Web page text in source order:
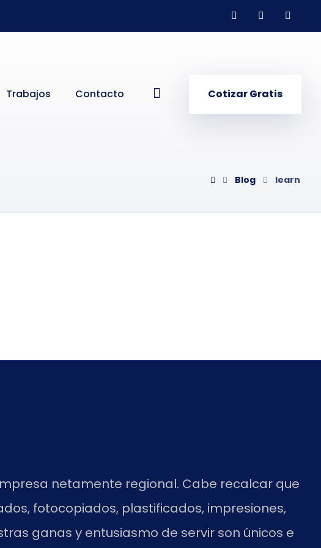
Cotizar Gratis
Trabajos Contacto
Blog learn
netamente regional. Cabe recalcar que
fotocopiados, plastificados, impresiones,
ganas y entusiasmo de servir son únicos e